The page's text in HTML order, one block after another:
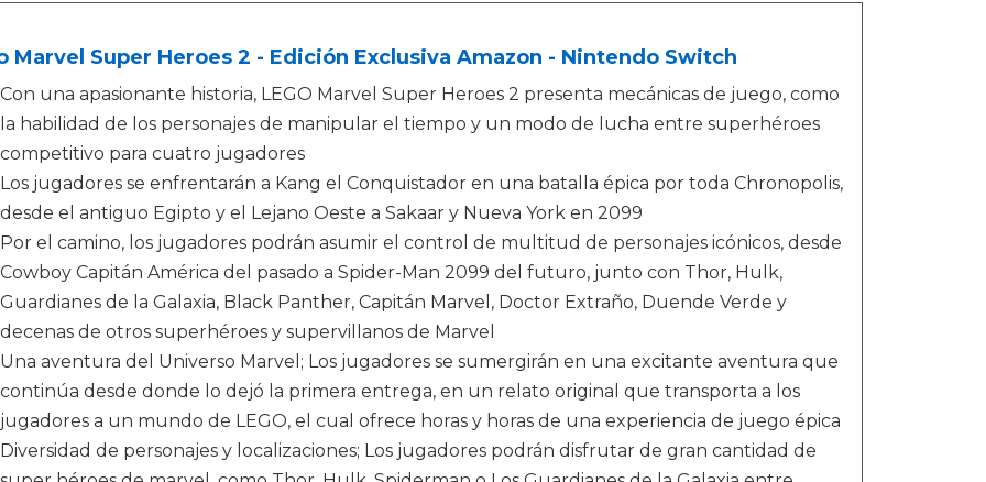
Marvel Super Heroes 2 - Edición Exclusiva Amazon - Nintendo Switch
Con una apasionante historia, LEGO Marvel Super Heroes 2 presenta mecánicas de juego, como
la habilidad de los personajes de manipular el tiempo y un modo de lucha entre superhéroes
competitivo para cuatro jugadores
Los jugadores se enfrentarán a Kang el Conquistador en una batalla épica por toda Chronopolis,
desde el antiguo Egipto y el Lejano Oeste a Sakaar y Nueva York en 2099
Por el camino, los jugadores podrán asumir el control de multitud de personajes icónicos, desde
Cowboy Capitán América del pasado a Spider-Man 2099 del futuro, junto con Thor, Hulk,
Guardianes de la Galaxia, Black Panther, Capitán Marvel, Doctor Extraño, Duende Verde y
decenas de otros superhéroes y supervillanos de Marvel
Una aventura del Universo Marvel; Los jugadores se sumergirán en una excitante aventura que
continúa desde donde lo dejó la primera entrega, en un relato original que transporta a los
jugadores a un mundo de LEGO, el cual ofrece horas y horas de una experiencia de juego épica
Diversidad de personajes y localizaciones; Los jugadores podrán disfrutar de gran cantidad de